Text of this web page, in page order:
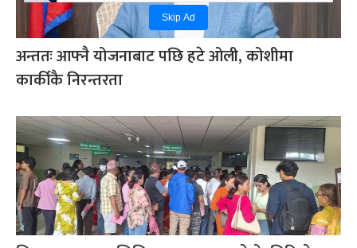
Skip Ad
अन्ततः आफ्नै योजनाबाट पछि हटे ओली, कोशीमा
कार्कीकै निरन्तरता